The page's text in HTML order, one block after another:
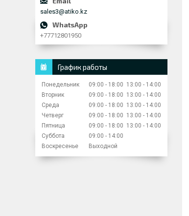
sales3@atiko.kz
+77712801950
График работы
Понедельник 09:00 18:00 13:00
14:00
Вторник
09:00 18:00 13:00
14:00
Среда
09:00 18:00 13:00
14:00
Четверг
09:00 18:00 13:00
14:00
Пятница
09:00 18:00 13:00
14:00
Суббота
09:00
14:00
Воскресенье
Выходной